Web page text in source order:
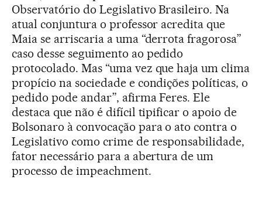
Observatório do Legislativo Brasileiro. Na
atual conjuntura o professor acredita que
Maia se arriscaria a uma “derrota fragorosa”
caso desse seguimento ao pedido
protocolado. Mas “uma vez que haja um clima
propício na sociedade e condições políticas, o
pedido pode andar”, afirma Feres. Ele
destaca que não é difícil tipificar o apoio de
Bolsonaro à convocação para o ato contra o
Legislativo como crime de responsabilidade,
fator necessário para a abertura de um
processo de impeachment.